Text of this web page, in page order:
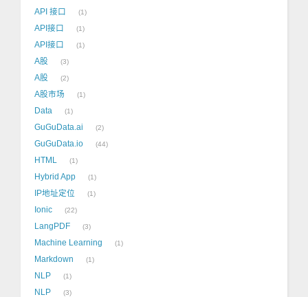
API 接口 1
API接口 1
API接口 1
A股 3
A股 2
A股市场 1
Data 1
GuGuData.ai 2
GuGuData.io 44
HTML 1
Hybrid App 1
IP地址定位 1
Ionic 22
LangPDF 3
Machine Learning 1
Markdown 1
NLP 1
NLP 3